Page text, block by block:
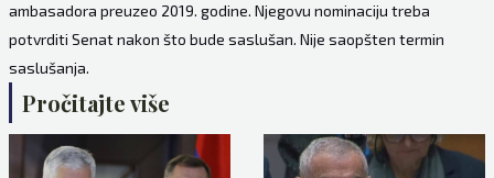
ambasadora preuzeo 2019. godine. Njegovu nominaciju treba
potvrditi Senat nakon što bude saslušan. Nije saopšten termin
saslušanja.
Pročitajte više